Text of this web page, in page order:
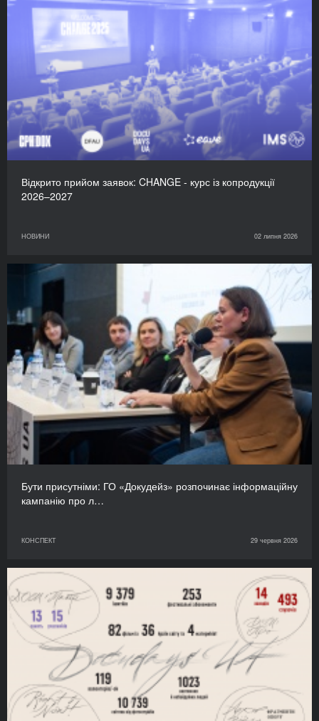
Відкрито прийом заявок: CHANGE - курс із копродукції
2026–2027
НОВИНИ 02 липня 2026
Бути присутніми: ГО «Докудейз» розпочинає інформаційну
кампанію про л…
КОНСПЕКТ 29 червня 2026